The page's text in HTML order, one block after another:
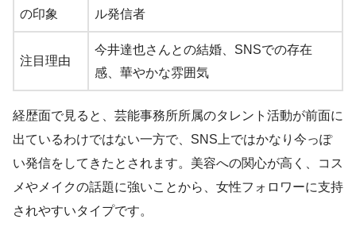
の印象
ル発信者
注目理由
今井達也さんとの結婚、SNSでの存在
感、華やかな雰囲気
経歴面で見ると、芸能事務所所属のタレント活動が前面に
出ているわけではない一方で、SNS上ではかなり今っぽ
い発信をしてきたとされます。美容への関心が高く、コス
メやメイクの話題に強いことから、女性フォロワーに支持
されやすいタイプです。